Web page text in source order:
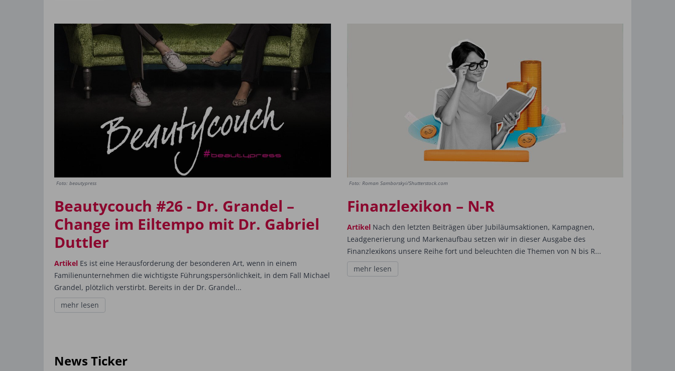
Foto: beautypress
Beautycouch #26 - Dr. Grandel –
Change im Eiltempo mit Dr. Gabriel
Duttler
Artikel Es ist eine Herausforderung der besonderen Art, wenn in einem
Familienunternehmen die wichtigste Führungspersönlichkeit, in dem Fall Michael
Grandel, plötzlich verstirbt. Bereits in der Dr. Grandel...
mehr lesen
Foto: Roman Samborskyi/Shutterstock.com
Finanzlexikon – N-R
ArtikelNach den letzten Beiträgen über Jubiläumsaktionen, Kampagnen,
Leadgenerierung und Markenaufbau setzen wir in dieser Ausgabe des
Finanzlexikons unsere Reihe fort und beleuchten die Themen von N bis R...
mehr lesen
News Ticker